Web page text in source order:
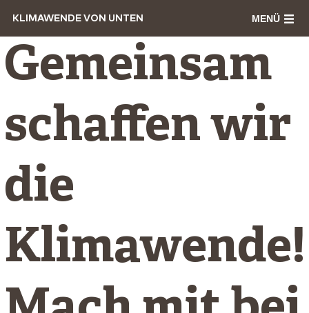
KLIMAWENDE VON UNTEN MENÜ
Gemeinsam
schaffen wir
die
Klimawende!